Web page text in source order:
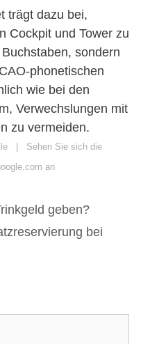
trägt dazu bei,
Cockpit und Tower zu
sondern
phonetischen
wie bei den
Verwechslungen mit
zu vermeiden.
| Sehen Sie sich die
an
geben?
bei